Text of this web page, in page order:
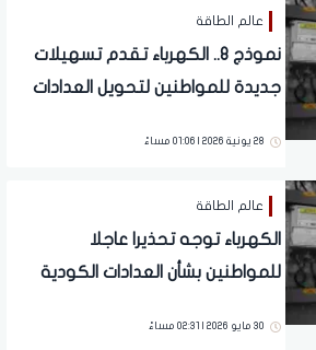
عالم الطاقة
نموذج 8.. الكهرباء تقدم تسهيلات
جديدة للمواطنين لتحويل العدادات
28 يونية 2026 | 01:06 مساءً
عالم الطاقة
الكهرباء توجه تحذيرا عاجلا
للمواطنين بشأن العدادات الكودية
30 مايو 2026 | 02:31 مساءً